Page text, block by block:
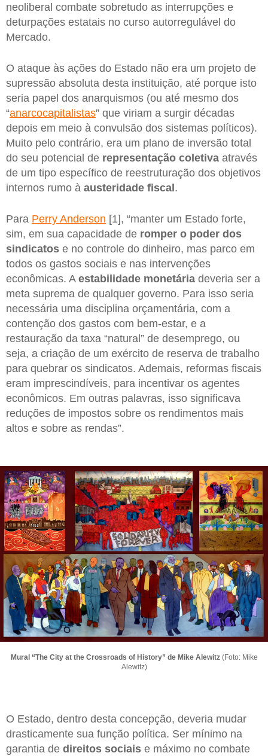
neoliberal combate sobretudo as interrupções e
deturpações estatais no curso autorregulável do
Mercado.
O ataque às ações do Estado não era um projeto de
supressão absoluta desta instituição, até porque isto
seria papel dos anarquismos (ou até mesmo dos
“anarcocapitalistas” que viriam a surgir décadas
depois em meio à convulsão dos sistemas políticos).
Muito pelo contrário, era um plano de inversão total
do seu potencial de representação coletiva através
de um tipo específico de reestruturação dos objetivos
internos rumo à austeridade fiscal.
Para Perry Anderson [1], “manter um Estado forte,
sim, em sua capacidade de romper o poder dos
sindicatos e no controle do dinheiro, mas parco em
todos os gastos sociais e nas intervenções
econômicas. A estabilidade monetária deveria ser a
meta suprema de qualquer governo. Para isso seria
necessária uma disciplina orçamentária, com a
contenção dos gastos com bem-estar, e a
restauração da taxa “natural” de desemprego, ou
seja, a criação de um exército de reserva de trabalho
para quebrar os sindicatos. Ademais, reformas fiscais
eram imprescindíveis, para incentivar os agentes
econômicos. Em outras palavras, isso significava
reduções de impostos sobre os rendimentos mais
altos e sobre as rendas”.
Mural “The City at the Crossroads of History” de Mike Alewitz(Foto: Mike
Alewitz)
O Estado, dentro desta concepção, deveria mudar
drasticamente sua função política. Ser mínimo na
garantia de direitos sociais e máximo no combate